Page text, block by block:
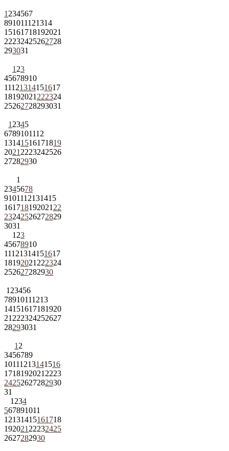
1 234567
891011121314
15161718192021
22232425262728
293031
1 23
45678910
11121314151617
18192021 222324
25262728293031
1 2345
6789101112
13141516171819
2021 2223242526
27282930
1
2345678
9101112131415
161718192021 22
23242526272829
3031
1 23
45678910
11121314151617
18192021 222324
252627282930
1 23456
78910111213
14151617181920
21 222324252627
28293031
1 2
3456789
10111213141516
1718192021 2223
24252627282930
31
1 234
567891011
12131415161718
192021 22232425
2627282930